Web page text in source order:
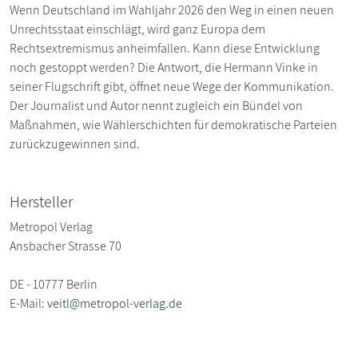
Wenn Deutschland im Wahljahr 2026 den Weg in einen neuen
Unrechtsstaat einschlägt, wird ganz Europa dem
Rechtsextremismus anheimfallen. Kann diese Entwicklung
noch gestoppt werden? Die Antwort, die Hermann Vinke in
seiner Flugschrift gibt, öffnet neue Wege der Kommunikation.
Der Journalist und Autor nennt zugleich ein Bündel von
Maßnahmen, wie Wählerschichten für demokratische Parteien
zurückzugewinnen sind.
Hersteller
Metropol Verlag
Ansbacher Strasse 70
DE - 10777 Berlin
E-Mail:veitl@metropol-verlag.de